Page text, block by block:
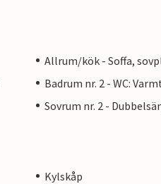
Allrum/kök - Soffa,
Badrum nr. 2 - WC:
Sovrum nr. 2 -
Kylskåp